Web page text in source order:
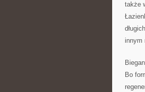
także
innym
Bo